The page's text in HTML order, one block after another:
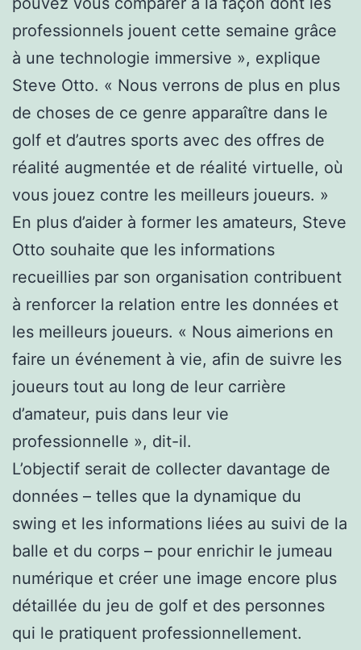
professionnels jouent cette semaine grâce
à une technologie immersive », explique
Steve Otto. « Nous verrons de plus en plus
de choses de ce genre apparaître dans le
golf et d’autres sports avec des offres de
réalité augmentée et de réalité virtuelle, où
vous jouez contre les meilleurs joueurs. »
En plus d’aider à former les amateurs, Steve
Otto souhaite que les informations
recueillies par son organisation contribuent
à renforcer la relation entre les données et
les meilleurs joueurs. « Nous aimerions en
faire un événement à vie, afin de suivre les
joueurs tout au long de leur carrière
d’amateur, puis dans leur vie
professionnelle », dit-il.
L’objectif serait de collecter davantage de
données – telles que la dynamique du
swing et les informations liées au suivi de la
balle et du corps – pour enrichir le jumeau
numérique et créer une image encore plus
détaillée du jeu de golf et des personnes
qui le pratiquent professionnellement.